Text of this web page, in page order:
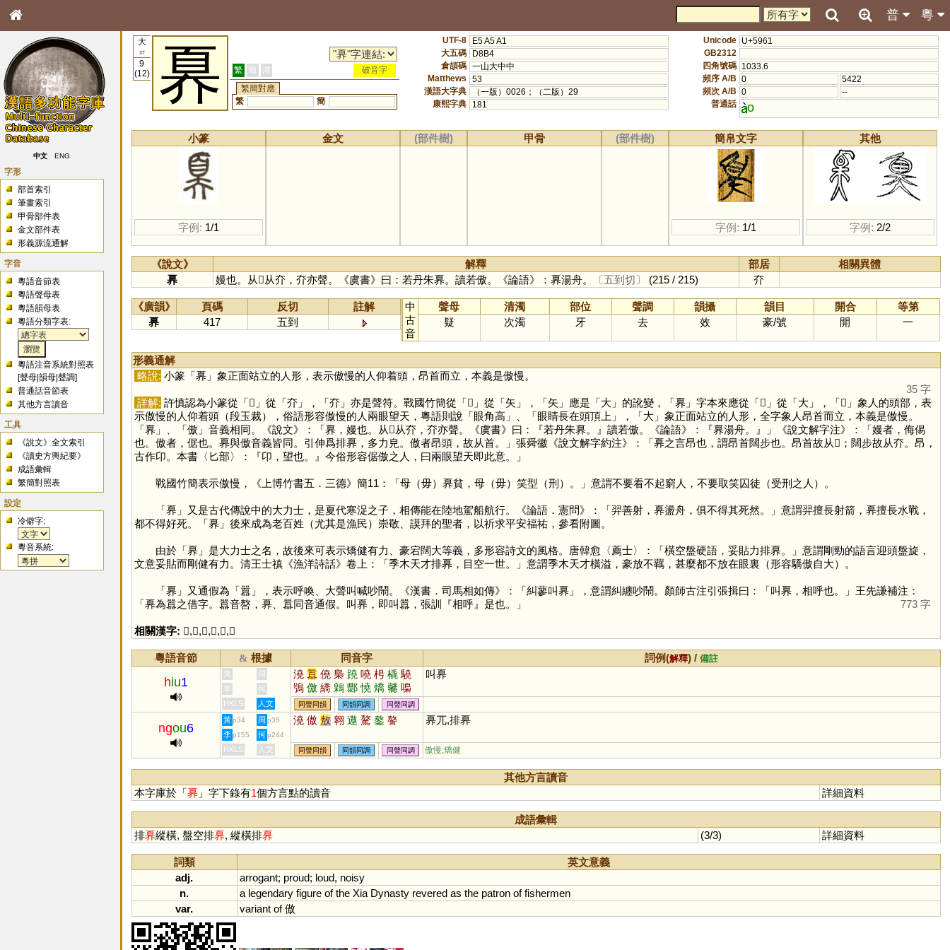
粵
普
中文 ENG
字形
部首索引
筆畫索引
甲骨部件表
金文部件表
形義源流通解
字音
粵語音節表
粵語聲母表
粵語韻母表
粵語分類字表:
粵語注音系統對照表
[聲母 |韻母 |聲調]
普通話音節表
其他方言讀音
工具
《說文》全文索引
《讀史方輿紀要》
成語彙輯
繁簡對照表
設定
冷僻字:
粵音系統:
大
37
9
(12)
奡 繁 簡 港
破音字
繁簡對應
繁
簡
UTF-8
E5 A5 A1
大五碼
D8B4
倉頡碼 一山大中中
Matthews
53
漢語大字典
（一版）0026；（二版）29
康熙字典
181
Unicode U+5961
GB2312
四角號碼 1033.6
頻序 A/B 0
5422
頻次 A/B 0
--
普通話
o
小篆
字例: 1/1
金文 (部件樹) 甲骨 (部件樹) 簡帛文字
字例: 1/1
其他
字例: 2/2
《說文》 解釋 部居
相關異體
奡
嫚也。从𦣻从夰，夰亦聲。《虞書》曰：若丹朱奡。讀若傲。《論語》：奡湯舟。 〔五到切〕 (215 / 215) 夰
《廣韻》 頁碼 反切
註解
奡
417 五到
中
古
音
聲母 清濁 部位 聲調 韻攝 韻目 開合
等第
疑
次濁 牙 去 效 豪/號 開 一
形義通解
略說: 小篆「奡」象正面站立的人形，表示傲慢的人仰着頭，昂首而立，本義是傲慢。
35 字
詳解: 許慎認為小篆從「𦣻 」從「夰 」，「夰 」亦是聲符。戰國竹簡從「𦣻 」從「矢 」，「矢 」應是「大」的訛變，「奡」字本來應從「𦣻 」從「大」，「𦣻 」象人的頭部，表
示傲慢的人仰着頭（段玉裁），俗語形容傲慢的人兩眼望天，粵語則說「眼角高」、「眼睛長在頭頂上」，「大」象正面站立的人形，全字象人昂首而立，本義是傲慢。
「奡」、「傲 」音義相同。《說文》：「奡，嫚也。从𦣻从夰，夰亦聲。《虞書》曰：『若丹朱奡。』讀若傲。《論語》：『奡湯舟。』」《說文解字注》：「嫚者，侮㑥
也。傲者，倨也。奡與傲音義皆同。引伸爲排奡，多力皃。傲者昂頭，故从首。」張舜徽《說文解字約注》：「奡之言昂也，謂昂首闊步也。昂首故从𦣻；闊步故从夰。昂，
古作卬。本書〈匕部〉：『卬，望也。』今俗形容倨傲之人，曰兩眼望天即此意。」
戰國竹簡表示傲慢，《上博竹書五．三德》簡11：「母（毋）奡貧，母（毋）笑型（刑）。」意謂不要看不起窮人，不要取笑囚徒（受刑之人）。
「奡」又是古代傳說中的大力士，是夏代寒浞之子，相傳能在陸地駕船航行。《論語．憲問》：「羿善射，奡盪舟，俱不得其死然。」意謂羿擅長射箭，奡擅長水戰，
都不得好死。「奡」後來成為老百姓（尤其是漁民）崇敬、謨拜的聖者，以祈求平安福祐，參看附圖。
由於「奡」是大力士之名，故後來可表示矯健有力、豪宕闊大等義，多形容詩文的風格。唐韓愈〈薦士〉：「橫空盤硬語，妥貼力排奡。」意謂剛勁的語言迎頭盤旋，
文意妥貼而剛健有力。清王士禛《漁洋詩話》卷上：「季木天才排奡，目空一世。」意謂季木天才橫溢，豪放不羈，甚麼都不放在眼裏（形容驕傲自大）。
「奡」又通假為「囂 」，表示呼喚、大聲叫喊吵鬧。《漢書．司馬相如傳》：「糾蓼叫奡」，意謂糾纏吵鬧。顏師古注引張揖曰：「叫奡，相呼也。」王先謙補注：
「奡為囂之借字。囂音嗸，奡、囂同音通假。叫奡，即叫囂，張訓『相呼』是也。」
773 字
相關漢字: 𦣻,夰,矢,大,傲,囂
粵語音節 & 根據 同音字 詞例(解釋) /備註
hiu1
黃 周 澆 囂 僥 梟 蹺 嘵 枵 橇 驍
鴞 儌 繑 鷍 郻 憢 燆 毊 嘄
墽 熇 徼 虈 蹻 趬 藃 呺 膮
獢 獟 歊 鄡
叫奡
李
何
HKLS
人文 同聲同韻 同韻同調 同聲同調
ngou6
黃 p34 周 p35 澆 傲 敖 翱 遨 驁 鏊 謷 奡兀,排奡
李 p155 何 p244
HKLS 人文 同聲同韻 同韻同調 同聲同調 傲慢;矯健
其他方言讀音
本字庫於「奡」字下錄有1個方言點的讀音 詳細資料
成語彙輯
排奡縱橫, 盤空排奡, 縱橫排奡 (3/3) 詳細資料
詞類
英文意義
adj.
arrogant; proud; loud, noisy
n.
a legendary figure of the Xia Dynasty revered as the patron of fishermen
var.
variant of傲